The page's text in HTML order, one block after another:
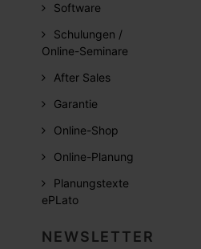
Software
Schulungen /
Online-Seminare
After Sales
Garantie
Online-Shop
Online-Planung
Planungstexte
ePLato
NEWSLETTER